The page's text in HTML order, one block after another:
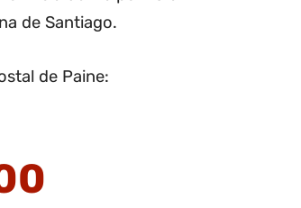
de Santiago.
de Paine: